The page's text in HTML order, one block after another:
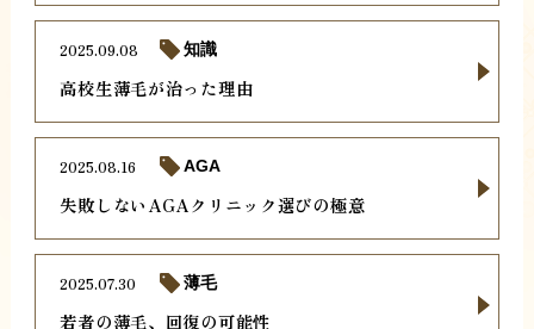
高校生薄毛が治った理由
2025.09.08 知識
失敗しないAGAクリニック選びの極意
2025.08.16 AGA
若者の薄毛、回復の可能性
2025.07.30 薄毛